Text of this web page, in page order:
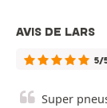
AVIS DE LARS
5/
Super